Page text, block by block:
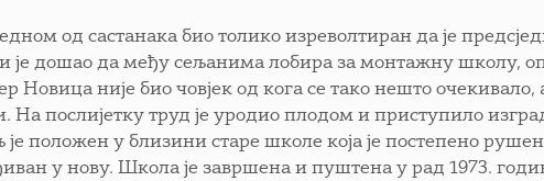
од састанака био толико изреволтиран да је
је дошао да међу сељанима лобира за монтажну школу,
Новица није био човјек од кога се тако нешто очекивало,
На послијетку труд је уродио плодом и приступило
је положен у близини старе школе која је постепено
у нову. Школа је завршена и пуштена у рад 1973.